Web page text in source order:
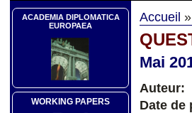
ACADEMIA DIPLOMATICA
EUROPAEA
WORKING PAPERS
Accueil »
Mai
Auteur:
Date de